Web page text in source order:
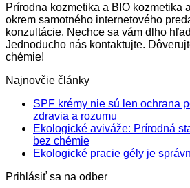
Prírodna kozmetika a BIO kozmetika
okrem samotného internetového
konzultácie. Nechce sa vám dlho
Jednoducho nás kontaktujte.
chémie!
Najnovčie články
SPF krémy nie sú len ochrana
zdravia a rozumu
komentáre
SPF
Ekologické aviváže: Prírodná
bez chémieŽiadne
komentáre
Ekologické
Ekologické pracie gély je
Prihlásiť sa na odber